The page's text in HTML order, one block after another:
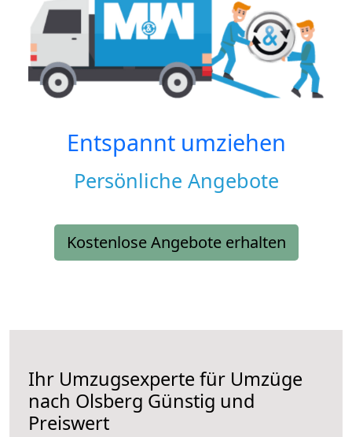
Entspannt umziehen
Persönliche Angebote
Kostenlose Angebote erhalten
Ihr Umzugsexperte für Umzüge
nach Olsberg Günstig und
Preiswert